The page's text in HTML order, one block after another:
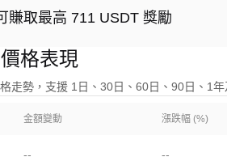
賺取最高 711 USDT 獎勵
格表現
走勢，支援 1日、30日、60日、90日、1
金額變動 漲跌幅 (%)
-- --